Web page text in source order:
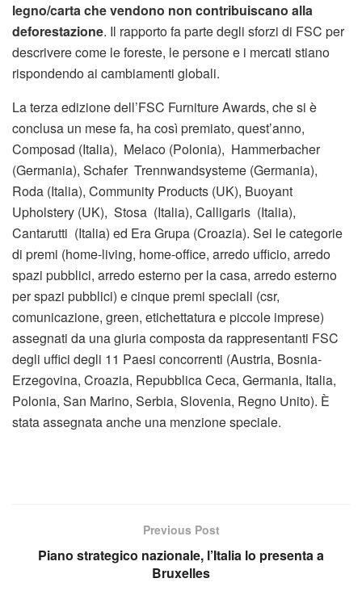
legno/carta che vendono non contribuiscano alla
deforestazione. Il rapporto fa parte degli sforzi di FSC per
descrivere come le foreste, le persone e i mercati stiano
rispondendo ai cambiamenti globali.
La terza edizione dell’FSC Furniture Awards, che si è
conclusa un mese fa, ha così premiato, quest’anno,
Composad (Italia), Melaco (Polonia), Hammerbacher
(Germania), Schafer Trennwandsysteme (Germania),
Roda (Italia), Community Products (UK), Buoyant
Upholstery (UK), Stosa (Italia), Calligaris (Italia),
Cantarutti (Italia) ed Era Grupa (Croazia). Sei le categorie
di premi (home-living, home-office, arredo ufficio, arredo
spazi pubblici, arredo esterno per la casa, arredo esterno
per spazi pubblici) e cinque premi speciali (csr,
comunicazione, green, etichettatura e piccole imprese)
assegnati da una giuria composta da rappresentanti FSC
degli uffici degli 11 Paesi concorrenti (Austria, Bosnia-
Erzegovina, Croazia, Repubblica Ceca, Germania, Italia,
Polonia, San Marino, Serbia, Slovenia, Regno Unito). È
stata assegnata anche una menzione speciale.
Previous Post
Piano strategico nazionale, l’Italia lo presenta a
Bruxelles